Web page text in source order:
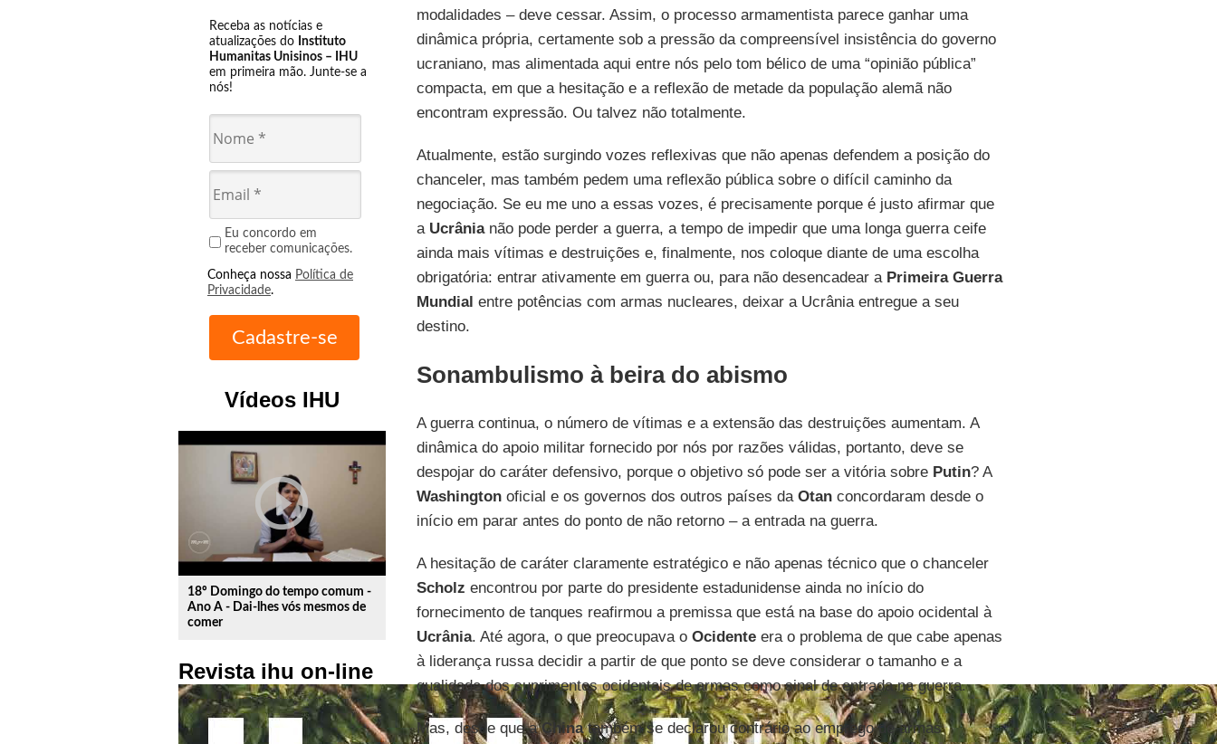
Receba as notícias e
atualizações do Instituto
Humanitas Unisinos – IHU
em primeira mão. Junte-se a
nós!
Eu concordo em
receber comunicações.
Conheça nossa Política de
Privacidade.
Vídeos IHU
play_circle_outline
18º Domingo do tempo comum -
Ano A - Dai-lhes vós mesmos de
comer
Revista ihu on-line
modalidades – deve cessar. Assim, o processo armamentista parece ganhar uma
dinâmica própria, certamente sob a pressão da compreensível insistência do governo
ucraniano, mas alimentada aqui entre nós pelo tom bélico de uma “opinião pública”
compacta, em que a hesitação e a reflexão de metade da população alemã não
encontram expressão. Ou talvez não totalmente.
Atualmente, estão surgindo vozes reflexivas que não apenas defendem a posição do
chanceler, mas também pedem uma reflexão pública sobre o difícil caminho da
negociação. Se eu me uno a essas vozes, é precisamente porque é justo afirmar que
a Ucrânianão pode perder a guerra, a tempo de impedir que uma longa guerra ceife
ainda mais vítimas e destruições e, finalmente, nos coloque diante de uma escolha
obrigatória: entrar ativamente em guerra ou, para não desencadear a Primeira Guerra
Mundial entre potências com armas nucleares, deixar a Ucrânia entregue a seu
destino.
Sonambulismo à beira do abismo
A guerra continua, o número de vítimas e a extensão das destruições aumentam. A
dinâmica do apoio militar fornecido por nós por razões válidas, portanto, deve se
despojar do caráter defensivo, porque o objetivo só pode ser a vitória sobre Putin? A
Washingtonoficial e os governos dos outros países da Otanconcordaram desde o
início em parar antes do ponto de não retorno – a entrada na guerra.
A hesitação de caráter claramente estratégico e não apenas técnico que o chanceler
Scholz encontrou por parte do presidente estadunidense ainda no início do
fornecimento de tanques reafirmou a premissa que está na base do apoio ocidental à
Ucrânia. Até agora, o que preocupava o Ocidenteera o problema de que cabe apenas
à liderança russa decidir a partir de que ponto se deve considerar o tamanho e a
qualidade dos suprimentos ocidentais de armas como sinal de entrada na guerra.
Mas, desde que aChinatambém se declarou contrário ao emprego de armas